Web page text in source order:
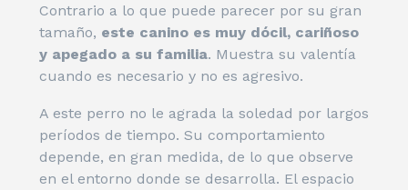
Contrario a lo que puede parecer por su gran
tamaño, este canino es muy dócil, cariñoso
y apegado a su familia. Muestra su valentía
cuando es necesario y no es agresivo.
A este perro no le agrada la soledad por largos
períodos de tiempo. Su comportamiento
depende, en gran medida, de lo que observe
en el entorno donde se desarrolla. El espacio